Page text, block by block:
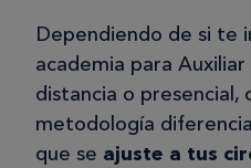
Dependiendo de si te
academia para
distancia o presencial,
metodología
que se ajuste a tus